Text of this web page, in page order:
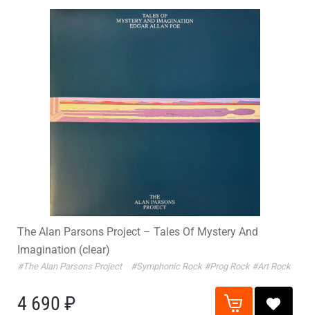
The Alan Parsons Project – Tales Of Mystery And
Imagination (clear)
#The Alan Parsons Project #Symphonic Rock #Prog Rock #Art Rock
4 690 ₽